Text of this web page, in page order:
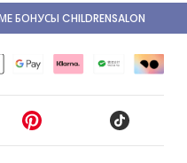
CHILDRENSALON